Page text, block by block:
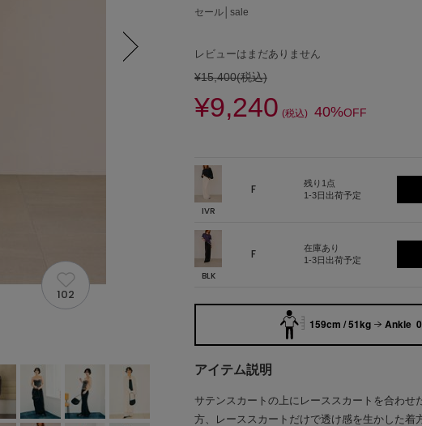
セール│sale
レビューはまだありません
¥15,400(税込)
¥9,240 (税込) 40%OFF
IVR
F
残り1点
1-3日出荷予定
BLK
F
在庫あり
1-3日出荷予定
159cm / 51kg Ankle
アイテム説明
サテンスカートの上にレーススカートを合わせ
方、レーススカートだけで透け感を生かした着
102